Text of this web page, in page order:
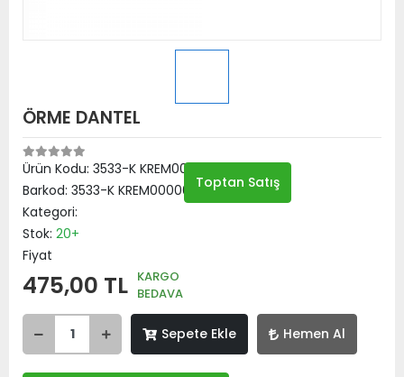
ÖRME DANTEL
Ürün Kodu: 3533-K KREM00000001
Barkod: 3533-K KREM00000001
Kategori:
Stok: 20+
Fiyat
475,00 TL KARGO
BEDAVA
Sepete Ekle Hemen Al
Toptan Satış